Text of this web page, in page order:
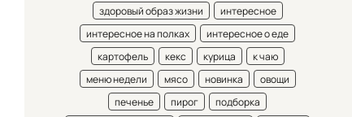
здоровый образ жизни
интересное
интересное на полках
интересное о еде
картофель
кекс курица
к чаю
меню недели
мясо новинка
овощи
печенье
пирог
подборка